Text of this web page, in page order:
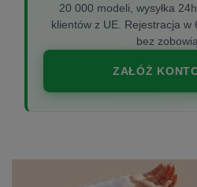
20 000 modeli, wysyłka
klientów z UE. Rejestracja w
bez
ZAŁÓŻ